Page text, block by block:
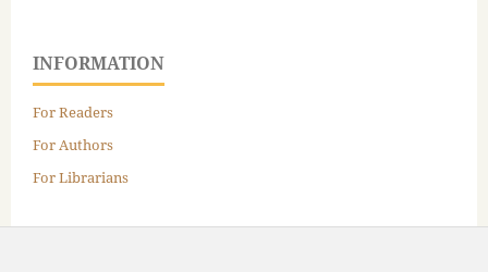
INFORMATION
For Readers
For Authors
For Librarians